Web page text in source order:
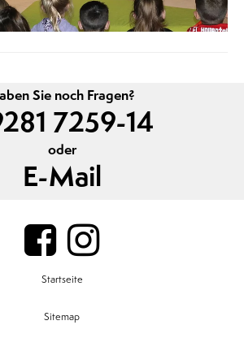
Sie noch Fragen?
7259-14
oder
E-Mail
Startseite
Sitemap